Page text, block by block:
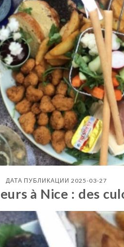
ДАТА ПУБЛИКАЦИИ 2025-03-27
à Nice : des